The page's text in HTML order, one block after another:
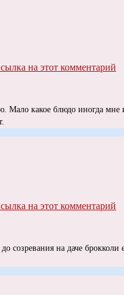
на этот комментарий
Мало какое блюдо иногда мне
на этот комментарий
созревания на даче